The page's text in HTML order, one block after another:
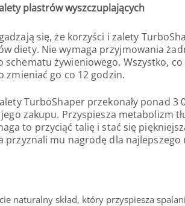
plastrów wyszczuplających
się, że korzyści i zalety
diety. Nie wymaga przyjmowania
schematu żywieniowego. Wszystko,
zmieniać go co 12 godzin.
TurboShaper przekonały ponad 3
zakupu. Przyspiesza metabolizm
to przyciąć talię i stać się
przyznali mu nagrodę dla najlepszego
naturalny skład, który przyspiesza